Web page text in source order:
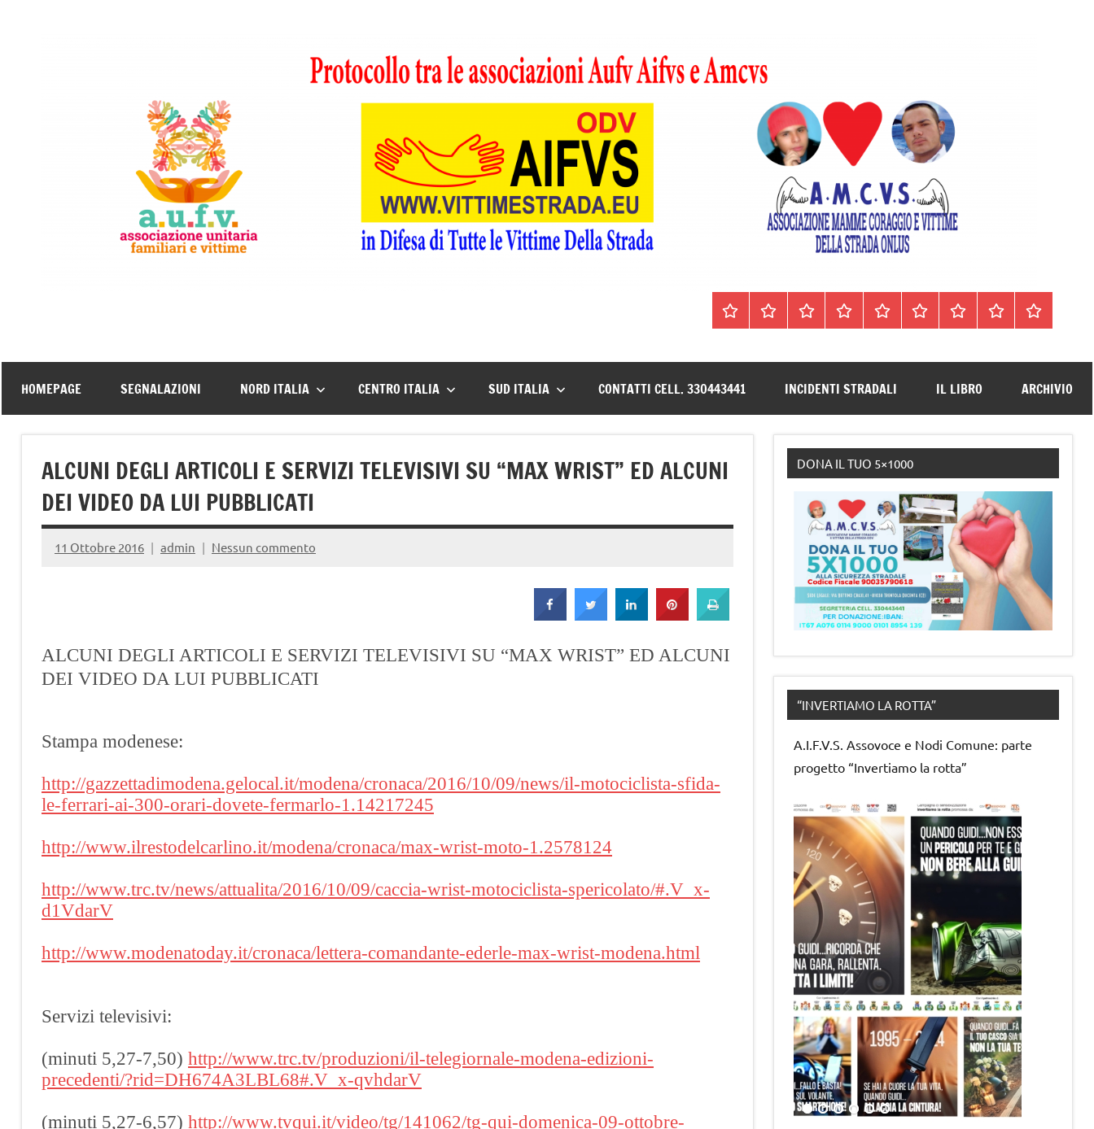
–
Associazione
Italiana
Familiari
e
della
Strada
di
tutte
strada
HomepageSegnalazioni
Nord
Centro
Sud
Contatti
330443441
Incidenti
Il
Archivio
HOMEPAGE SEGNALAZIONI NORD ITALIA CENTRO ITALIA SUD ITALIA CONTATTI CELL. 330443441 INCIDENTI STRADALI IL LIBRO ARCHIVIO
ALCUNI DEGLI ARTICOLI E SERVIZI TELEVISIVI SU “MAX WRIST” ED ALCUNI
DEI VIDEO DA LUI PUBBLICATI
11 Ottobre 2016 admin Nessun commento
ALCUNI DEGLI ARTICOLI E SERVIZI TELEVISIVI SU “MAX WRIST” ED ALCUNI
DEI VIDEO DA LUI PUBBLICATI
Stampa modenese:
http://gazzettadimodena.gelocal.it/modena/cronaca/2016/10/09/news/il-motociclista-sfida-
le-ferrari-ai-300-orari-dovete-fermarlo-1.14217245
http://www.ilrestodelcarlino.it/modena/cronaca/max-wrist-moto-1.2578124
http://www.trc.tv/news/attualita/2016/10/09/caccia-wrist-motociclista-spericolato/#.V_x-
d1VdarV
http://www.modenatoday.it/cronaca/lettera-comandante-ederle-max-wrist-modena.html
Servizi televisivi:
(minuti 5,27-7,50) http://www.trc.tv/produzioni/il-telegiornale-modena-edizioni-
precedenti/?rid=DH674A3LBL68#.V_x-qvhdarV
(minuti 5,27-6,57) http://www.tvqui.it/video/tg/141062/tg-qui-domenica-09-ottobre-
DONA IL TUO 5×1000
“INVERTIAMO LA ROTTA”
A.I.F.V.S. Assovoce e Nodi Comune: parte
progetto “Invertiamo la rotta”